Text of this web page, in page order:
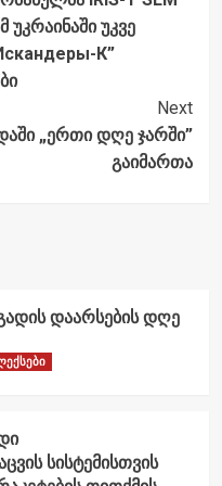
უკრაინაში უკვე
К”
Next
„ერთი დღე ჯარში”
გაიმართა
დაარსების დღე
სისტემისთვის